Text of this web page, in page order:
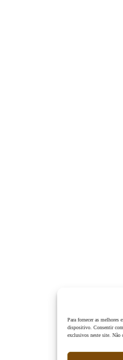
Para fornecer as melhores
dispositivo. Consentir com
exclusivos neste site. Não